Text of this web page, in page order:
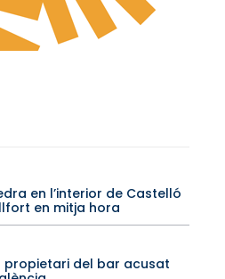
en l’interior de Castelló
en mitja hora
propietari del bar acusat